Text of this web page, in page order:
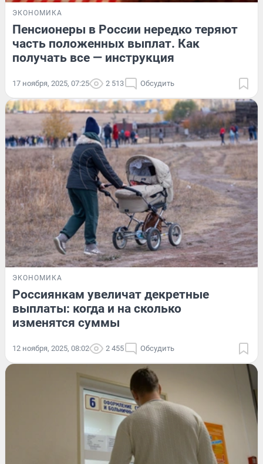
ЭКОНОМИКА
Пенсионеры в России нередко теряют
часть положенных выплат. Как
получать все — инструкция
17 ноября, 2025, 07:25 2 513 Обсудить
ЭКОНОМИКА
Россиянкам увеличат декретные
выплаты: когда и на сколько
изменятся суммы
12 ноября, 2025, 08:02 2 455 Обсудить